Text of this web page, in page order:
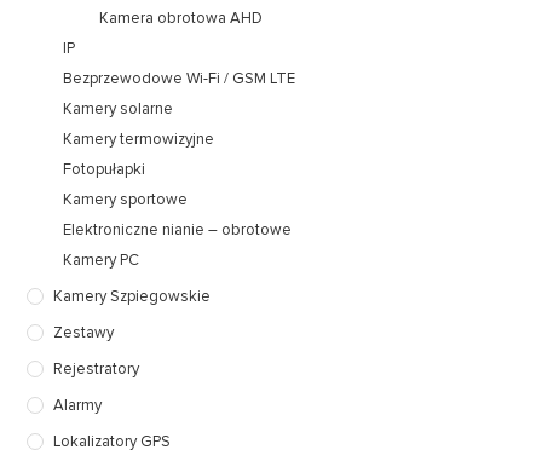
Kamera obrotowa AHD
IP
Bezprzewodowe Wi-Fi / GSM LTE
Kamery solarne
Kamery termowizyjne
Fotopułapki
Kamery sportowe
Elektroniczne nianie – obrotowe
Kamery PC
Kamery Szpiegowskie
Zestawy
Rejestratory
Alarmy
Lokalizatory GPS